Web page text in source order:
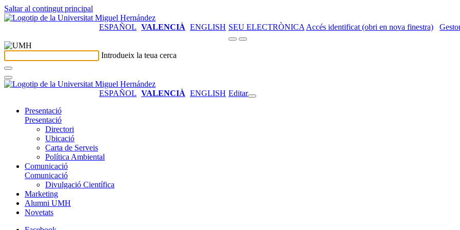
Saltar al contingut principal
ESPAÑOL VALENCIÀ ENGLISH SEU ELECTRÒNICA Accés identificat (obri en nova finestra)
Introdueix la teua cerca
ESPAÑOL VALENCIÀ ENGLISH Editar
Presentació
Presentació
Directori
Ubicació
Carta de Serveis
Política Ambiental
Comunicació
Comunicació
Divulgació Científica
Marketing
Alumni UMH
Novetats